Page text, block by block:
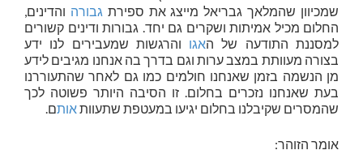
שמכיוון שהמלאך גבריאל מייצג את ספירת גבורה והדינים,
החלום מכיל אמיתות ושקרים גם יחד. גבורות ודינים קשורים
למסננת התודעה של האגו והרגשות שמעבירים לנו ידע
בצורה מעוותת במצב ערות וגם בדרך בה אנחנו מגיבים לידע
מן הנשמה בזמן שאנחנו חולמים כמו גם לאחר שהתעוררנו
בעת שאנחנו נזכרים בחלום. זו הסיבה היותר פשוטה לכך
שהמסרים שקיבלנו בחלום יגיעו במעטפת שתעוותאותם.
אומר הזוהר: